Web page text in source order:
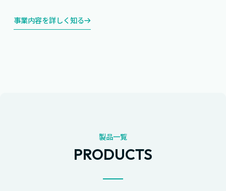
事業内容を詳しく知る
製品一覧
PRODUCTS